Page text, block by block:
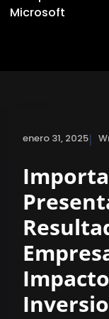
Microsoft
enero 31, 2025|